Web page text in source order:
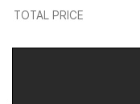
TOTAL PRICE